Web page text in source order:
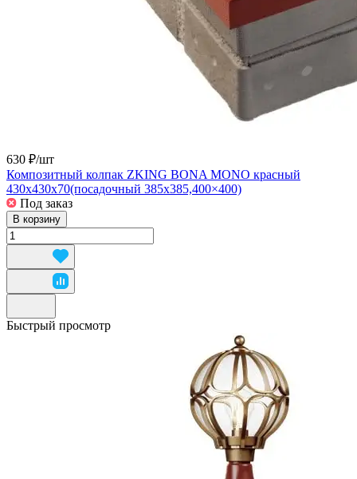
630 ₽/шт
Композитный колпак ZKING BONA MONO красный
430x430x70(посадочный 385х385,400×400)
Под заказ
В корзину
Быстрый просмотр